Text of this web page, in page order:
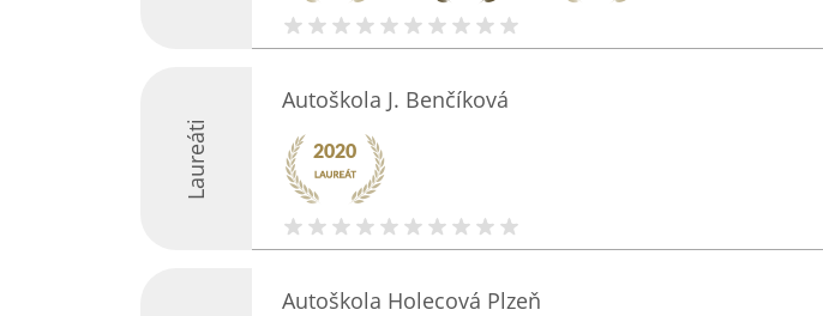
Laureáti
Autoškola J. Benčíková
Autoškola Holecová Plzeň